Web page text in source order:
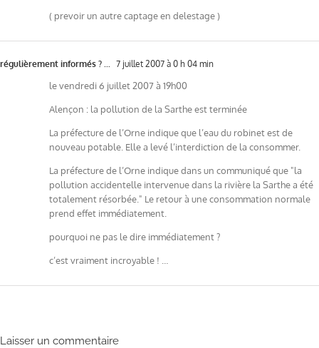
( prevoir un autre captage en delestage )
régulièrement informés ? ... 7 juillet 2007 à 0 h 04 min
le vendredi 6 juillet 2007 à 19h00
Alençon : la pollution de la Sarthe est terminée
La préfecture de l’Orne indique que l’eau du robinet est de
nouveau potable. Elle a levé l’interdiction de la consommer.
La préfecture de l’Orne indique dans un communiqué que "la
pollution accidentelle intervenue dans la rivière la Sarthe a été
totalement résorbée." Le retour à une consommation normale
prend effet immédiatement.
pourquoi ne pas le dire immédiatement ?
c’est vraiment incroyable ! …
Laisser un commentaire